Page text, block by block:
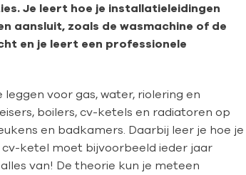
Je leert hoe je installatieleidingen
aansluit, zoals de wasmachine of de
en je leert een professionele
voor gas, water, riolering en
boilers, cv-ketels en radiatoren op
en badkamers. Daarbij leer je hoe je
ketel moet bijvoorbeeld ieder jaar
van! De theorie kun je meteen